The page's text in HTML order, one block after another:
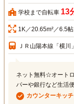
学校まで自転車 13
1K／20.65m²／6.5帖
ＪＲ山陽本線「横川
ネット無料☆オート
パーや銀行など生活
カウンターキッ